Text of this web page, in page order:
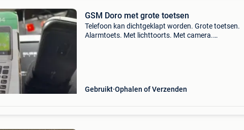
GSM Doro met grote toetsen
Telefoon kan dichtgeklapt worden. Grote toetsen.
Alarmtoets. Met lichttoorts. Met camera.
Gebruikt Ophalen of Verzenden